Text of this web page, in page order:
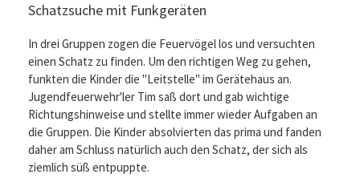
Schatzsuche mit Funkgeräten
In drei Gruppen zogen die Feuervögel los und versuchten
einen Schatz zu finden. Um den richtigen Weg zu gehen,
funkten die Kinder die "Leitstelle" im Gerätehaus an.
Jugendfeuerwehr'ler Tim saß dort und gab wichtige
Richtungshinweise und stellte immer wieder Aufgaben an
die Gruppen. Die Kinder absolvierten das prima und fanden
daher am Schluss natürlich auch den Schatz, der sich als
ziemlich süß entpuppte.